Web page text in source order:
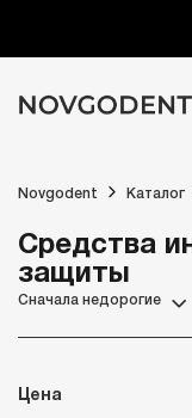
Novgodent Каталог
Средства
защиты
Сначала недорогие
Цена